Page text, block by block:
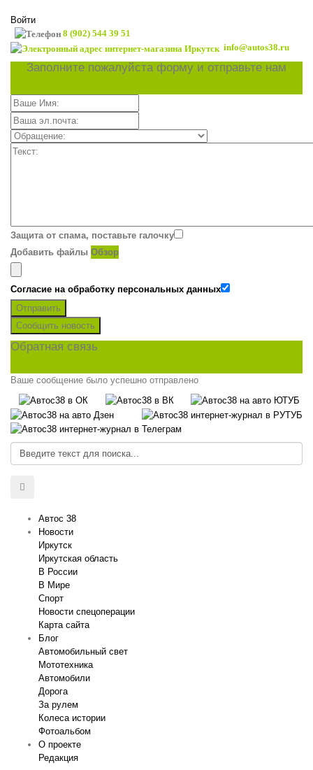
Войти
8 (902) 544 39 51
info@autos38.ru
Заполните пожалуйста форму и отправьте нам
Защита от спама, поставьте галочку
Добавить файлы Обзор
Согласие на обработку персональных данных
Отправить
Сообщить новость
Обратная связь
Ваше сообщение было успешно отправлено
Автос 38
Новости
Иркутск
Иркутская область
В России
В Мире
Спорт
Новости спецоперации
Карта сайта
Блог
Автомобильный свет
Мототехника
Автомобили
Дорога
За рулем
Колеса истории
Фотоальбом
О проекте
Редакция